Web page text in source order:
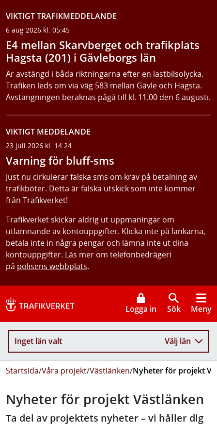
VIKTIGT TRAFIKMEDDELANDE
6 aug 2026 kl. 05:45
E4 mellan Skarvberget och trafikplats
Hagsta (201) i Gävleborgs län
Är avstängd i båda riktningarna efter en lastbilsolycka.
Trafiken leds om via väg 583 mellan Gävle och Hagsta.
Avstängningen beräknas pågå till kl. 11.00 den 6 augusti.
VIKTIGT MEDDELANDE
23 juli 2026 kl. 14:24
Varning för bluff-sms
Just nu cirkulerar falska sms om krav på betalning av
trafikböter. Detta är falska utskick som inte kommer
från Trafikverket!
Trafikverket skickar aldrig ut uppmaningar om
utlämnande av kontouppgifter. Klicka inte på länkarna,
betala inte in några pengar och lämna inte ut dina
kontouppgifter. Läs mer om telefonbedrägeri
på polisens webbplats.
Logga in Sök Meny
Inget län valt Välj län
Startsida/Våra projekt/Västlänken/Nyheter för projekt
Nyheter för projekt Västlänken
Ta del av projektets nyheter – vi håller dig